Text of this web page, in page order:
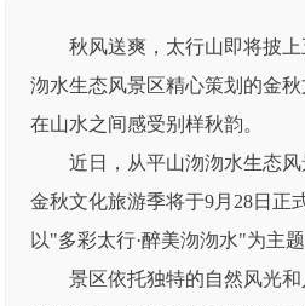
秋风送爽，太行山即将披
沕水生态风景区精心策划的金
在山水之间感受别样秋韵。
近日，从平山沕沕水生态
金秋文化旅游季将于9月28日正
以"多彩太行·醉美沕沕水"为主
景区依托独特的自然风光